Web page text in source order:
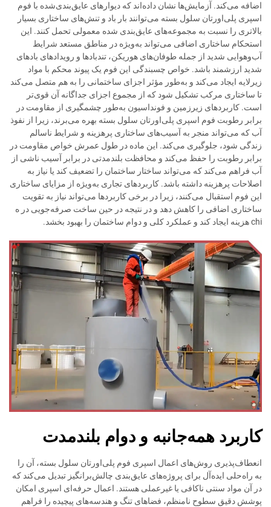
اضافه می‌کند. آزمایش‌ها نشان داده‌اند که دیوارهای عایق‌بندی‌شده با فوم
اسپری پلی‌اورتان سلول بسته می‌توانند بار باد و تنش‌های ساختاری بسیار
بالاتری را نسبت به مجموعه‌های عایق‌بندی شده معمولی تحمل کنند. این
استحکام ساختاری اضافی می‌تواند به‌ویژه در مناطق مستعد شرایط
آب‌وهوایی شدید از جمله طوفان‌های هوریکن، تندبادها و رویدادهای بادهای
شدید ارزشمند باشد. خواص چسبندگی این فوم یک پیوند محکم با مواد
زیرلایه ایجاد می‌کند و به‌طور مؤثر اجزای ساختمانی را به هم متصل می‌کند
تا ساختاری مرکب تشکیل شود که از مجموع اجزای جداگانه آن قوی‌تر
است. کاربردهای زیرزمین و فونداسیون به‌طور چشمگیری از مقاومت در
برابر رطوبت فوم اسپری پلی‌اورتان سلول بسته بهره می‌برند، زیرا از نفوذ
آب که می‌تواند منجر به آسیب‌های ساختاری پرهزینه و شرایط ناسالم
زندگی شود، جلوگیری می‌کند. این ماده در طول عمرش خواص مقاومت در
برابر رطوبت را حفظ می‌کند و محافظت بلندمدتی در برابر آسیب ناشی از
آب فراهم می‌کند که می‌تواند ساختار ساختمان را تضعیف کند یا نیاز به
اصلاحات پرهزینه داشته باشد. کاربردهای تجاری به‌ویژه از مزایای ساختاری
این فوم استقبال می‌کنند، زیرا در برخی کاربردها می‌تواند نیاز به تقویت
ساختاری اضافی را کاهش دهد و در نتیجه در حین ساخت صرفه‌جویی در ه
chi هزینه ایجاد کند و عملکرد کلی و دوام ساختمان را بهبود بخشد.
کاربرد همه‌جانبه و دوام بلندمدت
انعطاف‌پذیری روش‌های اعمال اسپری فوم پلی‌اورتان سلول بسته، آن را
به راه‌حلی ایده‌آل برای پروژه‌های عایق‌بندی چالش‌برانگیز تبدیل می‌کند که
در آن مواد سنتی ناکافی یا غیرعملی هستند. اعمال حرفه‌ای اسپری امکان
پوشش دقیق سطوح نامنظم، فضاهای تنگ و هندسه‌های پیچیده را فراهم